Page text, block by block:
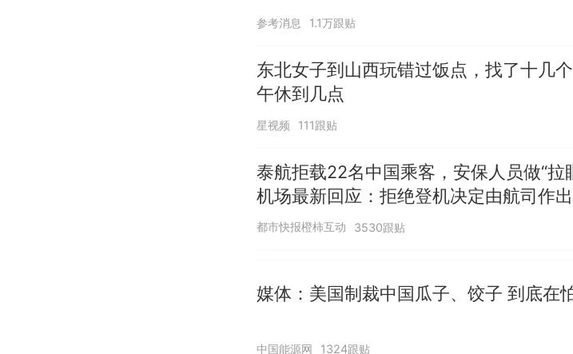
参考消息 1.1万跟贴
东北女子到山西玩错过饭点，找了十几
午休到几点
星视频 111跟贴
泰航拒载22名中国乘客，安保人员做“拉
机场最新回应：拒绝登机决定由航司作
诺免费改签但没兑现
都市快报橙柿互动 3530跟贴
媒体：美国制裁中国瓜子、饺子 到底在
中国能源网 1324跟贴